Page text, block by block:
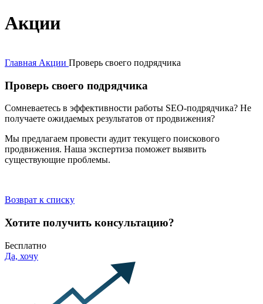
Акции
Главная Акции Проверь своего подрядчика
Проверь своего подрядчика
Сомневаетесь в эффективности работы SEO-подрядчика? Не
получаете ожидаемых результатов от продвижения?
Мы предлагаем провести аудит текущего поискового
продвижения. Наша экспертиза поможет выявить
существующие проблемы.
Возврат к списку
Хотите получить консультацию?
Бесплатно
Да, хочу